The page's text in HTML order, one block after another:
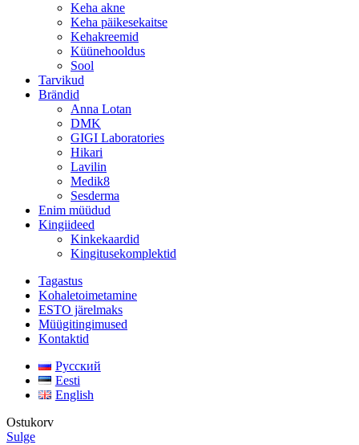
Keha akne
Keha päikesekaitse
Kehakreemid
Küünehooldus
Sool
Tarvikud
Brändid
Anna Lotan
DMK
GIGI Laboratories
Hikari
Lavilin
Medik8
Sesderma
Enim müüdud
Kingiideed
Kinkekaardid
Kingitusekomplektid
Tagastus
Kohaletoimetamine
ESTO järelmaks
Müügitingimused
Kontaktid
Русский
Eesti
English
Ostukorv
Sulge